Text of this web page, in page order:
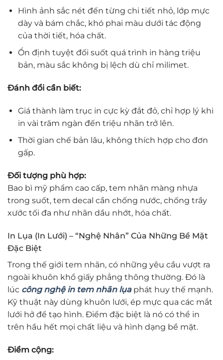
Hình ảnh sắc nét đến từng chi tiết nhỏ, lớp mực
dày và bám chắc, khó phai màu dưới tác động
của thời tiết, hóa chất.
Ổn định tuyệt đối suốt quá trình in hàng triệu
bản, màu sắc không bị lệch dù chỉ milimet.
Đánh đổi cần biết:
Giá thành làm trục in cực kỳ đắt đỏ, chỉ hợp lý khi
in vài trăm ngàn đến triệu nhãn trở lên.
Thời gian chế bản lâu, không thích hợp cho đơn
gấp.
Đối tượng phù hợp:
Bao bì mỹ phẩm cao cấp, tem nhãn màng nhựa
trong suốt, tem decal cần chống nước, chống trầy
xước tối đa như nhãn dầu nhớt, hóa chất.
In Lụa (In Lưới) – “Nghệ Nhân” Của Những Bề Mặt
Đặc Biệt
Trong thế giới tem nhãn, có những yêu cầu vượt ra
ngoài khuôn khổ giấy phẳng thông thường. Đó là
lúc công nghệ in tem nhãn lụaphát huy thế mạnh.
Kỹ thuật này dùng khuôn lưới, ép mực qua các mắt
lưới hở để tạo hình. Điểm đặc biệt là nó có thể in
trên hầu hết mọi chất liệu và hình dạng bề mặt.
Điểm cộng: